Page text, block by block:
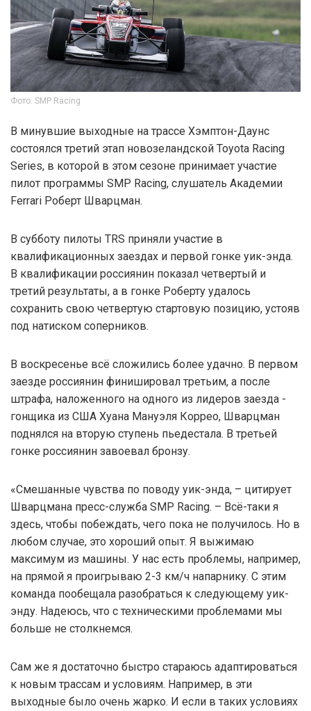
Фото: SMP Racing
В минувшие выходные на трассе Хэмптон-Даунс
состоялся третий этап новозеландской Toyota Racing
Series, в которой в этом сезоне принимает участие
пилот программы SMP Racing, слушатель Академии
Ferrari Роберт Шварцман.
В субботу пилоты TRS приняли участие в
квалификационных заездах и первой гонке уик-энда.
В квалификации россиянин показал четвертый и
третий результаты, а в гонке Роберту удалось
сохранить свою четвертую стартовую позицию, устояв
под натиском соперников.
В воскресенье всё сложились более удачно. В первом
заезде россиянин финишировал третьим, а после
штрафа, наложенного на одного из лидеров заезда -
гонщика из США Хуана Мануэля Коррео, Шварцман
поднялся на вторую ступень пьедестала. В третьей
гонке россиянин завоевал бронзу.
«Смешанные чувства по поводу уик-энда, – цитирует
Шварцмана пресс-служба SMP Racing. – Всё-таки я
здесь, чтобы побеждать, чего пока не получилось. Но в
любом случае, это хороший опыт. Я выжимаю
максимум из машины. У нас есть проблемы, например,
на прямой я проигрываю 2-3 км/ч напарнику. С этим
команда пообещала разобраться к следующему уик-
энду. Надеюсь, что с техническими проблемами мы
больше не столкнемся.
Сам же я достаточно быстро стараюсь адаптироваться
к новым трассам и условиям. Например, в эти
выходные было очень жарко. И если в таких условиях